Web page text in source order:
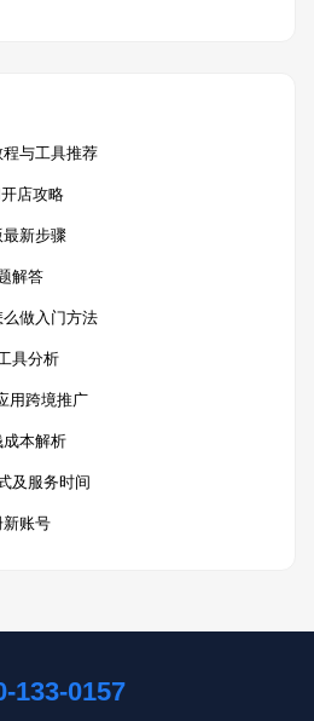
与工具推荐
店攻略
新步骤
解答
做入门方法
具分析
用跨境推广
本解析
及服务时间
新账号
133-0157